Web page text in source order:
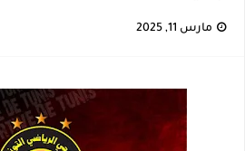
إصابة خطيرة لمحمد أمين بن عمر بعد
كأس إفريقيا U20: المغرب وتونس في مواجهة نارية لحسم التأهل.. توقيت المباراة والقناة الناقلة لها
الرابطة المحترفة
مارس 11, 2025